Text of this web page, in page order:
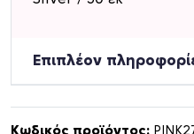
Επιπλέον
Κωδικός προϊόντος: